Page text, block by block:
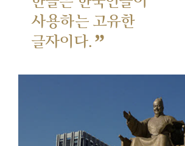
사용하는 고유한
글자이다. ”